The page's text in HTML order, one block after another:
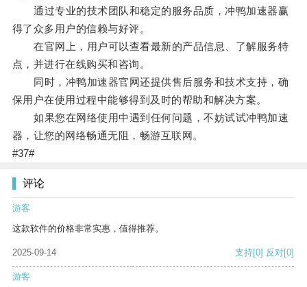
通过专业的技术团队和稳定的服务品质，冲鸭加速器赢
得了众多用户的信赖与好评。
在官网上，用户可以查看最新的产品信息、了解服务特
点，并进行在线购买和咨询。
同时，冲鸭加速器官网还提供售后服务和技术支持，确
保用户在使用过程中能够得到及时的帮助和解决方案。
如果您在网络使用中遇到任何问题，不妨试试冲鸭加速
器，让您的网络畅通无阻，畅游互联网。
#37#
评论
游客
这款软件的价格非常实惠，值得推荐。
2025-09-14 支持[0] 反对[0]
游客